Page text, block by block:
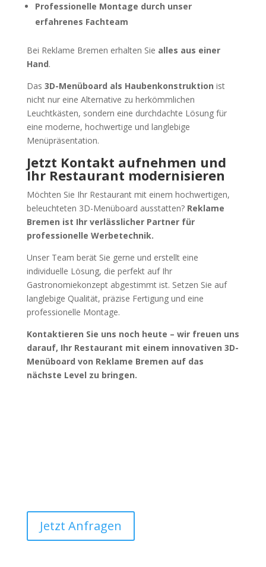
Professionelle Montage durch unser
erfahrenes Fachteam
Bei Reklame Bremen erhalten Sie alles aus einer
Hand.
Das 3D-Menüboard als Haubenkonstruktion ist
nicht nur eine Alternative zu herkömmlichen
Leuchtkästen, sondern eine durchdachte Lösung für
eine moderne, hochwertige und langlebige
Menüpräsentation.
Jetzt Kontakt aufnehmen und
Ihr Restaurant modernisieren
Möchten Sie Ihr Restaurant mit einem hochwertigen,
beleuchteten 3D-Menüboard ausstatten? Reklame
Bremen ist Ihr verlässlicher Partner für
professionelle Werbetechnik.
Unser Team berät Sie gerne und erstellt eine
individuelle Lösung, die perfekt auf Ihr
Gastronomiekonzept abgestimmt ist. Setzen Sie auf
langlebige Qualität, präzise Fertigung und eine
professionelle Montage.
Kontaktieren Sie uns noch heute – wir freuen uns
darauf, Ihr Restaurant mit einem innovativen 3D-
Menüboard von Reklame Bremen auf das
nächste Level zu bringen.
Jetzt Anfragen